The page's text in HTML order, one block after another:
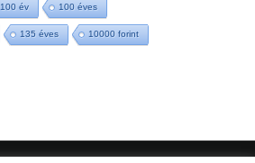
100 év 100 éves
135 éves 10000 forint